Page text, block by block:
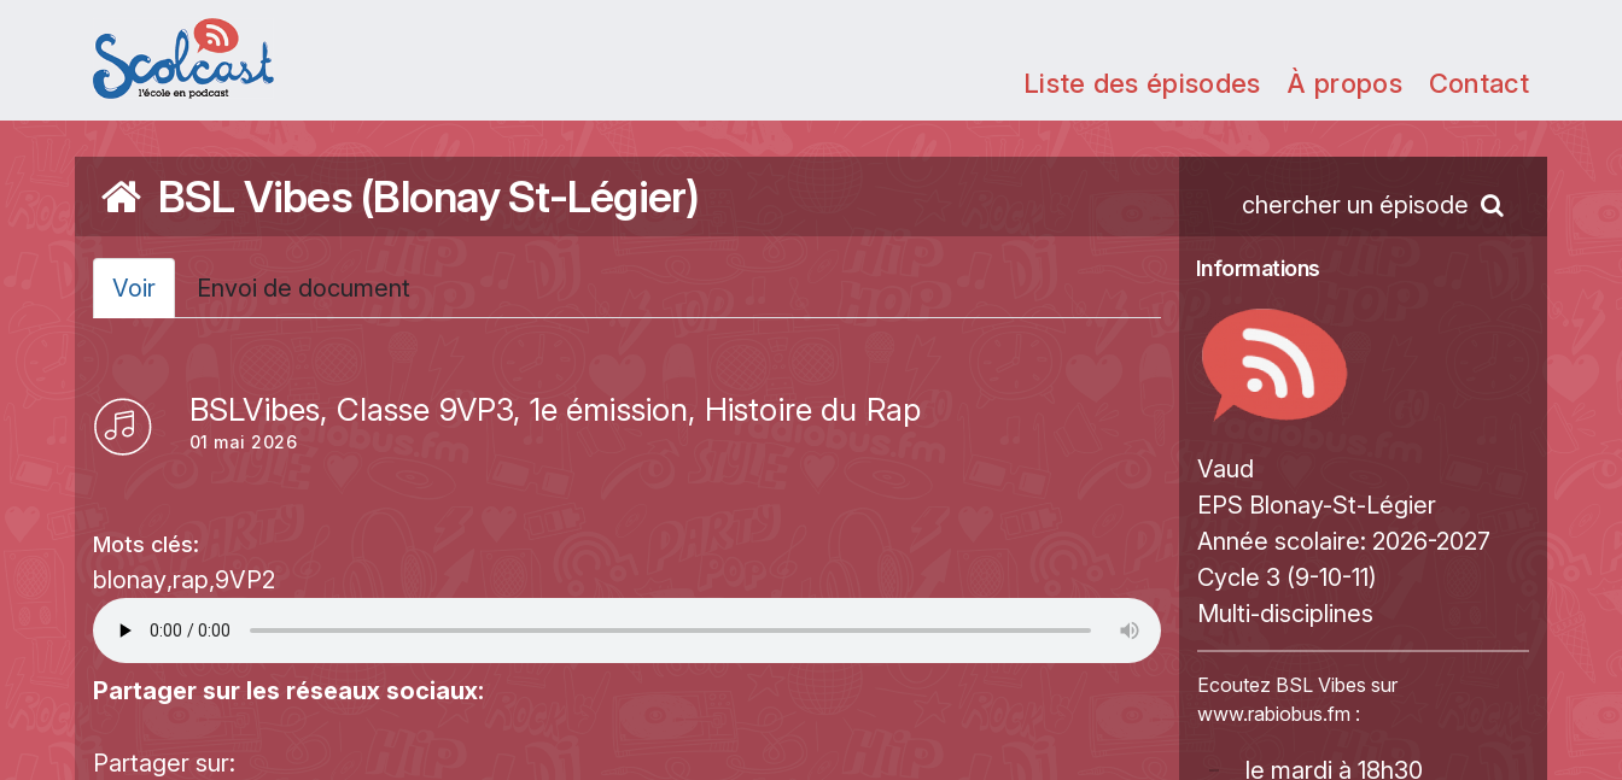
Aller au contenu principal
Liste des épisodes À propos Contact
BSL Vibes (Blonay St-Légier) chercher un épisode
Onglets principaux
Voir (onglet
actif)
Envoi de document
BSLVibes, Classe 9VP3, 1e émission, Histoire du Rap
01 mai 2026
Mots clés:
blonay rap 9VP2
Partager sur les réseaux sociaux:
Partager sur:
Informations
Vaud
EPS Blonay-St-Légier
Année scolaire: 2026-2027
Cycle 3 (9-10-11)
Multi-disciplines
Ecoutez BSL Vibes sur
www.rabiobus.fm :
le mardi à 18h30